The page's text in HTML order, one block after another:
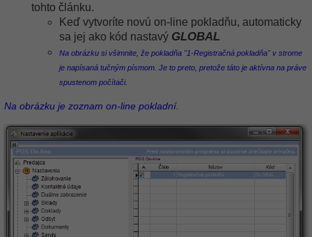
tohto článku.
Keď vytvoríte novú on-line pokladňu, automaticky
sa jej ako kód nastavý GLOBAL
Na obrázku si všimnite, že pokladňa "1-Registračná pokladňa" v strome
je napísaná tučným písmom. Je to preto, pretože táto je aktívna na práve
spustenom počítači.
Na obrázku je zoznam on-line pokladní.